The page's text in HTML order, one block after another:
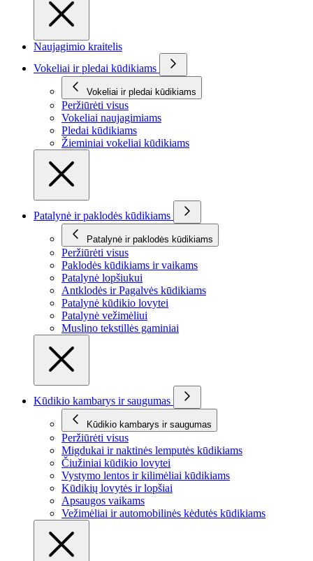
Naujagimio kraitelis
Vokeliai ir pledai kūdikiams
Vokeliai ir pledai kūdikiams
Peržiūrėti visus
Vokeliai naujagimiams
Pledai kūdikiams
Žieminiai vokeliai kūdikiams
Patalynė ir paklodės kūdikiams
Patalynė ir paklodės kūdikiams
Peržiūrėti visus
Paklodės kūdikiams ir vaikams
Patalynė lopšiukui
Antklodės ir Pagalvės kūdikiams
Patalynė kūdikio lovytei
Patalynė vežimėliui
Muslino tekstillės gaminiai
Kūdikio kambarys ir saugumas
Kūdikio kambarys ir saugumas
Peržiūrėti visus
Migdukai ir naktinės lemputės kūdikiams
Čiužiniai kūdikio lovytei
Vystymo lentos ir kilimėliai kūdikiams
Kūdikių lovytės ir lopšiai
Apsaugos vaikams
Vežimėliai ir automobilinės kėdutės kūdikiams